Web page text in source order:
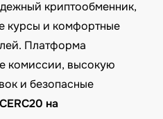
криптообменник,
курсы и комфортные
Платформа
комиссии, высокую
и безопасные
на